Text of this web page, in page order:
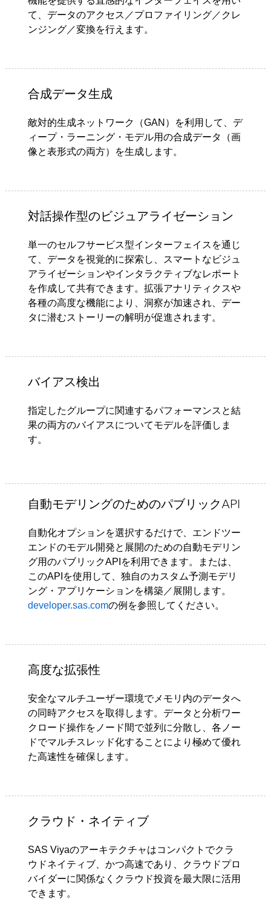
て、データのアクセス／プロファイリング／クレ
ンジング／変換を行えます。
合成データ生成
敵対的生成ネットワーク（GAN）を利用して、デ
ィープ・ラーニング・モデル用の合成データ（画
像と表形式の両方）を生成します。
対話操作型のビジュアライゼーション
単一のセルフサービス型インターフェイスを通じ
て、データを視覚的に探索し、スマートなビジュ
アライゼーションやインタラクティブなレポート
を作成して共有できます。拡張アナリティクスや
各種の高度な機能により、洞察が加速され、デー
タに潜むストーリーの解明が促進されます。​
バイアス検出
指定したグループに関連するパフォーマンスと結
果の両方のバイアスについてモデルを評価しま
す。
自動モデリングのためのパブリックAPI
自動化オプションを選択するだけで、エンドツー
エンドのモデル開発と展開のための自動モデリン
グ用のパブリックAPIを利用できます。または、
このAPIを使用して、独自のカスタム予測モデリ
ング・アプリケーションを構築／展開します。
developer.sas.comの例を参照してください。
高度な拡張性
安全なマルチユーザー環境でメモリ内のデータへ
の同時アクセスを取得します。データと分析ワー
クロード操作をノード間で並列に分散し、各ノー
ドでマルチスレッド化することにより極めて優れ
た高速性を確保します。
クラウド・ネイティブ
SAS Viyaのアーキテクチャはコンパクトでクラ
ウドネイティブ、かつ高速であり、クラウドプロ
バイダーに関係なくクラウド投資を最大限に活用
できます。